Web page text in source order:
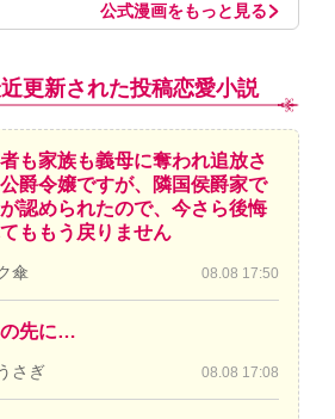
公式漫画をもっと見る
更新された投稿恋愛小説
も家族も義母に奪われ追放さ
爵令嬢ですが、隣国侯爵家で
認められたので、今さら後悔
ももう戻りません
傘 08.08 17:50
先に…
さぎ 08.08 17:08